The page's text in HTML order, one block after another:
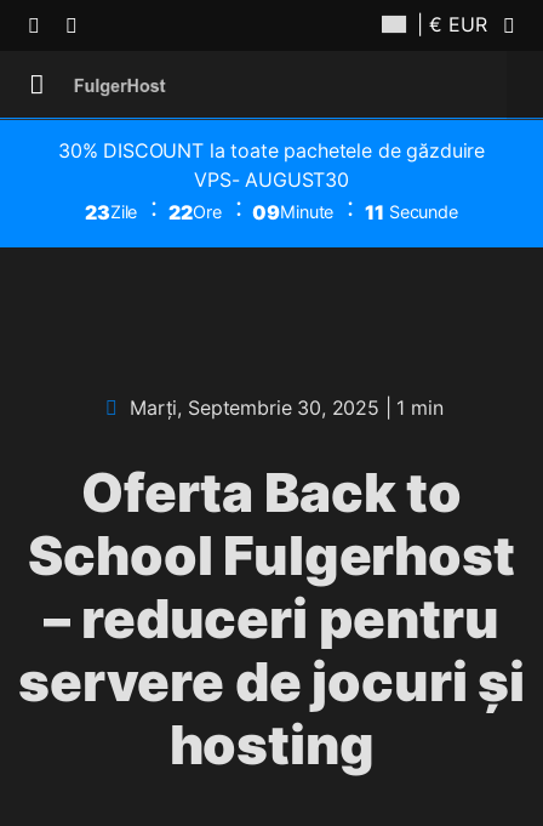
| € EUR
30% DISCOUNT la toate pachetele de găzduire
VPS- AUGUST30
23Zile 22Ore 09Minute 11 Secunde
Marți, Septembrie 30, 2025 | 1 min
Oferta Back to
School Fulgerhost
– reduceri pentru
servere de jocuri și
hosting